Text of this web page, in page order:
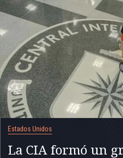
Estados Unidos
La CIA formó un